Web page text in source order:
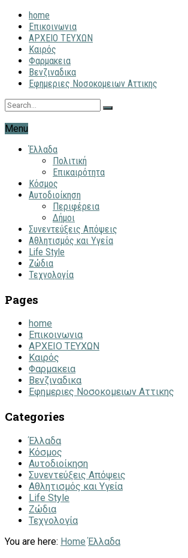
home
Επικοινωνια
ΑΡΧΕΙΟ ΤΕΥΧΩΝ
Καιρός
Φαρμακεια
Βενζιναδικα
Εφημεριες Νοσοκομειων Αττικης
Menu
Έλλαδα
Πολιτική
Επικαιρότητα
Κόσμος
Αυτοδιοίκηση
Περιφέρεια
Δήμοι
Συνεντεύξεις Απόψεις
Αθλητισμός και Υγεία
Life Style
Ζώδια
Τεχνολογία
Pages
home
Επικοινωνια
ΑΡΧΕΙΟ ΤΕΥΧΩΝ
Καιρός
Φαρμακεια
Βενζιναδικα
Εφημεριες Νοσοκομειων Αττικης
Categories
Έλλαδα
Κόσμος
Αυτοδιοίκηση
Συνεντεύξεις Απόψεις
Αθλητισμός και Υγεία
Life Style
Ζώδια
Τεχνολογία
You are here: Home Έλλαδα